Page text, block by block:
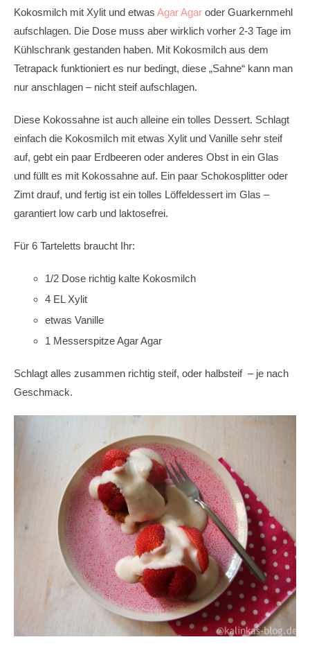
Kokosmilch mit Xylit und etwas Agar Agar oder Guarkernmehl
aufschlagen. Die Dose muss aber wirklich vorher 2-3 Tage im
Kühlschrank gestanden haben. Mit Kokosmilch aus dem
Tetrapack funktioniert es nur bedingt, diese „Sahne“ kann man
nur anschlagen – nicht steif aufschlagen.
Diese Kokossahne ist auch alleine ein tolles Dessert. Schlagt
einfach die Kokosmilch mit etwas Xylit und Vanille sehr steif
auf, gebt ein paar Erdbeeren oder anderes Obst in ein Glas
und füllt es mit Kokossahne auf. Ein paar Schokosplitter oder
Zimt drauf, und fertig ist ein tolles Löffeldessert im Glas –
garantiert low carb und laktosefrei.
Für 6 Tarteletts braucht Ihr:
1/2 Dose richtig kalte Kokosmilch
4 EL Xylit
etwas Vanille
1 Messerspitze Agar Agar
Schlagt alles zusammen richtig steif, oder halbsteif – je nach
Geschmack.